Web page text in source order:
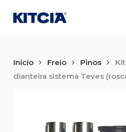
main
Início Freio Pinos
dianteira sistema Teves